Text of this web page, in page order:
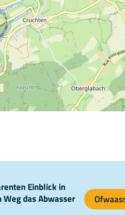
Einblick in
das Abwasser